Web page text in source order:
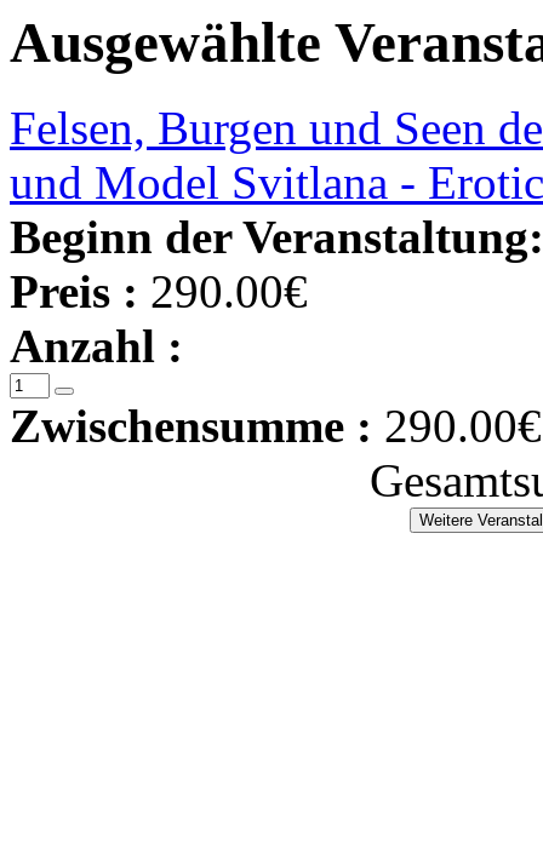
Ausgewählte
Felsen, Burgen und Seen
und Model Svitlana -
Beginn der
Preis : 290.00€
Anzahl :
Zwischensumme : 290.00€
Weitere